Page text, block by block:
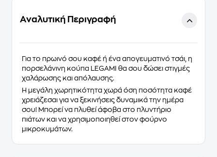
Αναλυτική Περιγραφή
Για το πρωινό σου καφέ ή ένα απογευματινό τσάι, η
πορσελάνινη κούπα LEGAMI θα σου δώσει στιγμές
χαλάρωσης και απόλαυσης.
Η μεγάλη χωρητικότητα χωρά όση ποσότητα καφέ
χρειάζεσαι για να ξεκινήσεις δυναμικά την ημέρα
σου! Μπορεί να πλυθεί άφοβα στο πλυντήριο
πιάτων και να χρησιμοποιηθεί στον φούρνο
μικροκυμάτων.